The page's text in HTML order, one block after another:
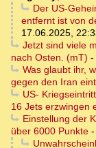
Der US-
entfernt ist von
17.06.2025,
Jetzt sind viele
nach Osten. (mT) -
Was glaubt ihr,
gegen den Iran
US-
16 Jets erzwingen
Einstellung der
über 6000 Punkte -